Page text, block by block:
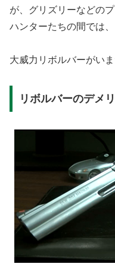
が、グリズリーなどの
ハンターたちの間では、
大威力リボルバーがい
リボルバーのデメ